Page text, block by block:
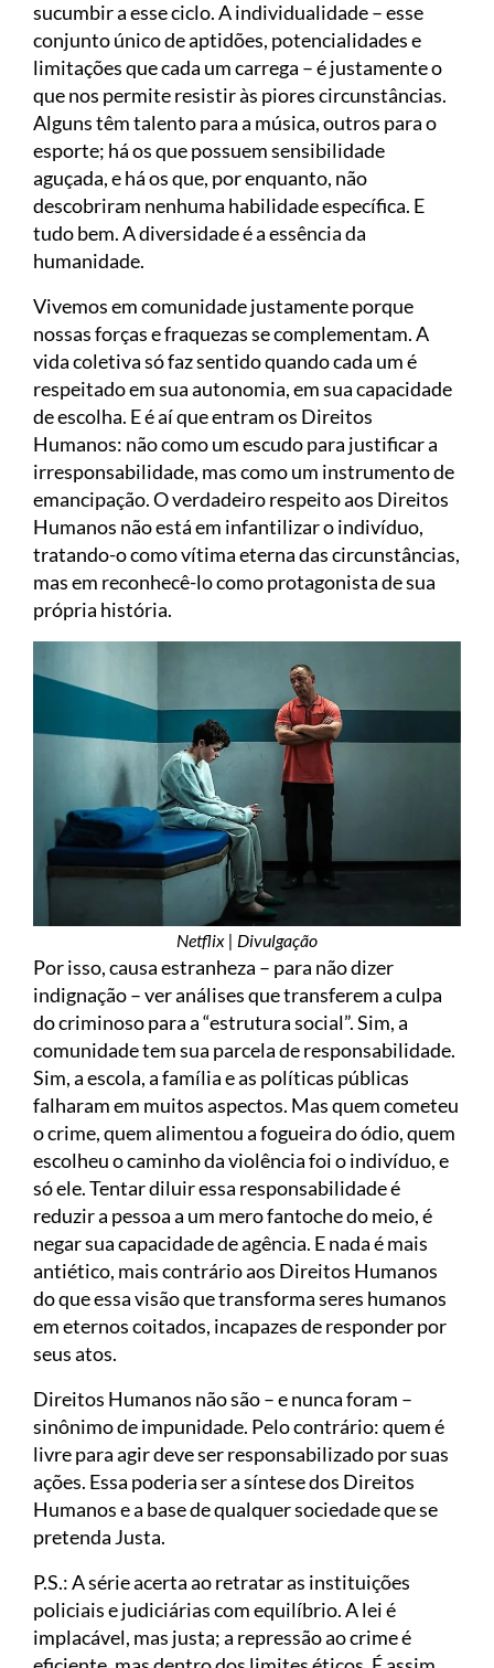
sucumbir a esse ciclo. A individualidade – esse
conjunto único de aptidões, potencialidades e
limitações que cada um carrega – é justamente o
que nos permite resistir às piores circunstâncias.
Alguns têm talento para a música, outros para o
esporte; há os que possuem sensibilidade
aguçada, e há os que, por enquanto, não
descobriram nenhuma habilidade específica. E
tudo bem. A diversidade é a essência da
humanidade.
Vivemos em comunidade justamente porque
nossas forças e fraquezas se complementam. A
vida coletiva só faz sentido quando cada um é
respeitado em sua autonomia, em sua capacidade
de escolha. E é aí que entram os Direitos
Humanos: não como um escudo para justificar a
irresponsabilidade, mas como um instrumento de
emancipação. O verdadeiro respeito aos Direitos
Humanos não está em infantilizar o indivíduo,
tratando-o como vítima eterna das circunstâncias,
mas em reconhecê-lo como protagonista de sua
própria história.
Netflix | Divulgação
Por isso, causa estranheza – para não dizer
indignação – ver análises que transferem a culpa
do criminoso para a “estrutura social”. Sim, a
comunidade tem sua parcela de responsabilidade.
Sim, a escola, a família e as políticas públicas
falharam em muitos aspectos. Mas quem cometeu
o crime, quem alimentou a fogueira do ódio, quem
escolheu o caminho da violência foi o indivíduo, e
só ele. Tentar diluir essa responsabilidade é
reduzir a pessoa a um mero fantoche do meio, é
negar sua capacidade de agência. E nada é mais
antiético, mais contrário aos Direitos Humanos
do que essa visão que transforma seres humanos
em eternos coitados, incapazes de responder por
seus atos.
Direitos Humanos não são – e nunca foram –
sinônimo de impunidade. Pelo contrário: quem é
livre para agir deve ser responsabilizado por suas
ações. Essa poderia ser a síntese dos Direitos
Humanos e a base de qualquer sociedade que se
pretenda Justa.
P.S.: A série acerta ao retratar as instituições
policiais e judiciárias com equilíbrio. A lei é
implacável, mas justa; a repressão ao crime é